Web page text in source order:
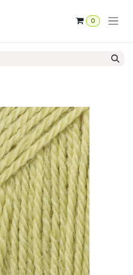
0